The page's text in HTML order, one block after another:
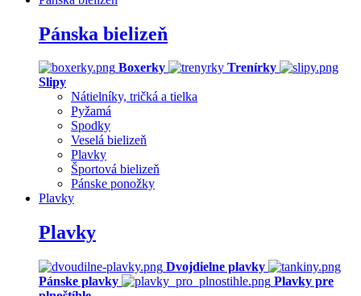
Pánska bielizeň
Boxerky
Trenírky
Slipy
Nátielníky, tričká a tielka
Pyžamá
Spodky
Veselá bielizeň
Plavky
Športová bielizeň
Pánske ponožky
Plavky
Plavky
Dvojdielne plavky
Pánske plavky
Plavky pre